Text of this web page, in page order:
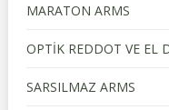
MARATON ARMS
OPTİK REDDOT VE EL
SARSILMAZ ARMS